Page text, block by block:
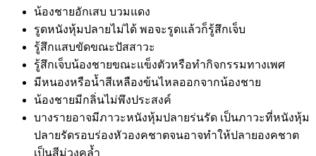
น้องชายอักเสบ บวมแดง
รูดหนังหุ้มปลายไม่ได้ พอจะรูดแล้วก็รู้สึกเจ็บ
รู้สึกแสบขัดขณะปัสสาวะ
รู้สึกเจ็บน้องชายขณะแข็งตัวหรือทำกิจกรรมทางเพศ
มีหนองหรือน้ำสีเหลืองข้นไหลออกจากน้องชาย
น้องชายมีกลิ่นไม่พึงประสงค์
บางรายอาจมีภาวะหนังหุ้มปลายร่นรัด เป็นภาวะที่หนังหุ้ม
ปลายรัดรอบร่องหัวองคชาตจนอาจทำให้ปลายองคชาต
เป็นสีม่วงคล้ำ